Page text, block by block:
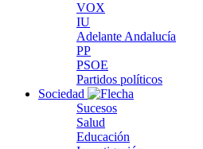
VOX
IU
Adelante Andalucía
PP
PSOE
Partidos políticos
Sociedad
Sucesos
Salud
Educación